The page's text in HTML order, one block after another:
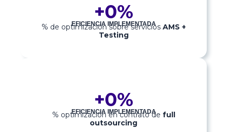
+0%
EFICIENCIA IMPLEMENTADA
% de optimización sobre servicios AMS +
Testing
+0%
EFICIENCIA IMPLEMENTADA
% optimización en contrato de full
outsourcing